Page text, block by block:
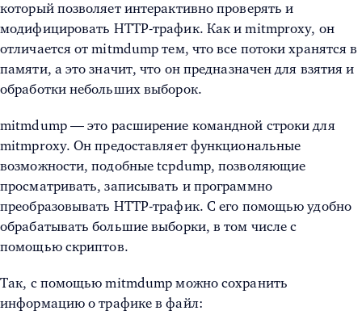
который позволяет интерактивно проверять и
модифицировать HTTP-трафик. Как и mitmproxy, он
отличается от mitmdump тем, что все потоки хранятся в
памяти, а это значит, что он предназначен для взятия и
обработки небольших выборок.
mitmdump — это расширение командной строки для
mitmproxy. Он предоставляет функциональные
возможности, подобные tcpdump, позволяющие
просматривать, записывать и программно
преобразовывать HTTP-трафик. С его помощью удобно
обрабатывать большие выборки, в том числе с
помощью скриптов.
Так, с помощью mitmdump можно сохранить
информацию о трафике в файл: